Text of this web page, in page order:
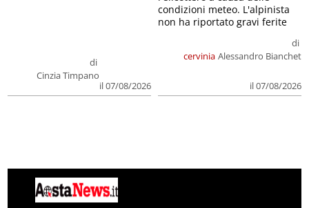
di
Cinzia Timpano
il 07/08/2026
cervinia
di
Alessandro Bianchet
il 07/08/2026
condizioni meteo. L'alpinista
non ha riportato gravi ferite